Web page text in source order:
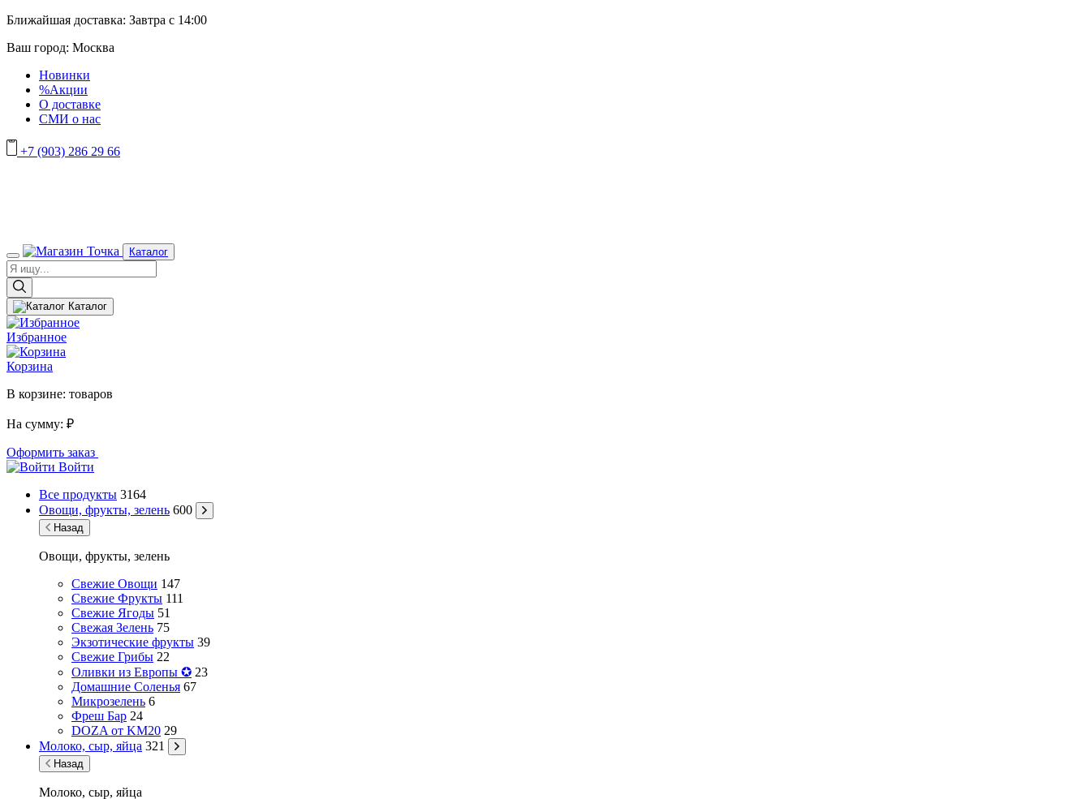
Ближайшая доставка: Завтра с 14:00
Ваш город: Москва
Новинки
%Акции
О доставке
СМИ о нас
+7 (903) 286 29 66
Каталог
Каталог
Избранное
Корзина
В корзине: товаров
На сумму: ₽
Оформить заказ
Войти
Все продукты 3164
Овощи, фрукты, зелень 600
Назад
Овощи, фрукты, зелень
Свежие Овощи 147
Свежие Фрукты 111
Свежие Ягоды 51
Свежая Зелень 75
Экзотические фрукты 39
Свежие Грибы 22
Оливки из Европы ✪ 23
Домашние Соленья 67
Микрозелень 6
Фреш Бар 24
DOZA от KM20 29
Молоко, сыр, яйца 321
Назад
Молоко, сыр, яйца